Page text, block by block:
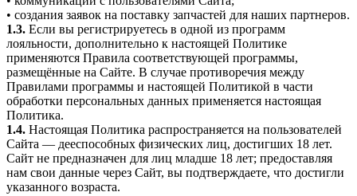
• создания заявок на поставку запчастей для наших партнеров.
1.3. Если вы регистрируетесь в одной из программ
лояльности, дополнительно к настоящей Политике
применяются Правила соответствующей программы,
размещённые на Сайте. В случае противоречия между
Правилами программы и настоящей Политикой в части
обработки персональных данных применяется настоящая
Политика.
1.4. Настоящая Политика распространяется на пользователей
Сайта — дееспособных физических лиц, достигших 18 лет.
Сайт не предназначен для лиц младше 18 лет; предоставляя
нам свои данные через Сайт, вы подтверждаете, что достигли
указанного возраста.